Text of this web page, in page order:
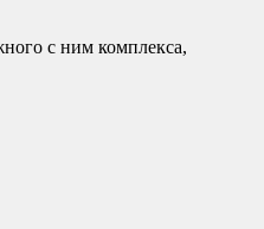
с ним комплекса,